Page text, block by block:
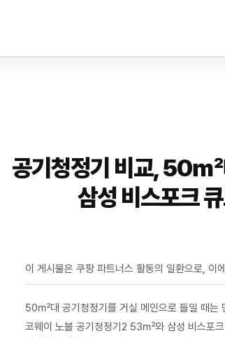
공기청정기 비교, 50㎡
삼성 비스포크
이 게시물은 쿠팡 파트너스 활동의 일환으로, 이
50㎡대 공기청정기를 거실 메인으로 들일 때는
코웨이 노블 공기청정기2 53㎡와 삼성 비스포